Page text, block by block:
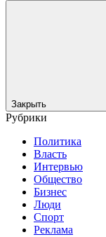
Закрыть
Рубрики
Политика
Власть
Интервью
Общество
Бизнес
Люди
Спорт
Реклама